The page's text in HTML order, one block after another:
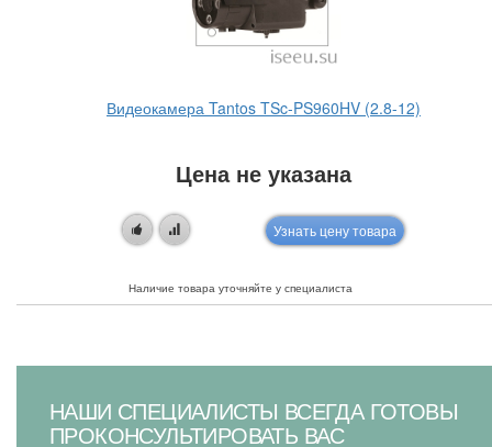
Видеокамера Tantos TSc-PS960HV (2.8-12)
Цена не указана
Узнать цену товара
Наличие товара уточняйте у специалиста
НАШИ СПЕЦИАЛИСТЫ ВСЕГДА ГОТОВЫ
ПРОКОНСУЛЬТИРОВАТЬ ВАС